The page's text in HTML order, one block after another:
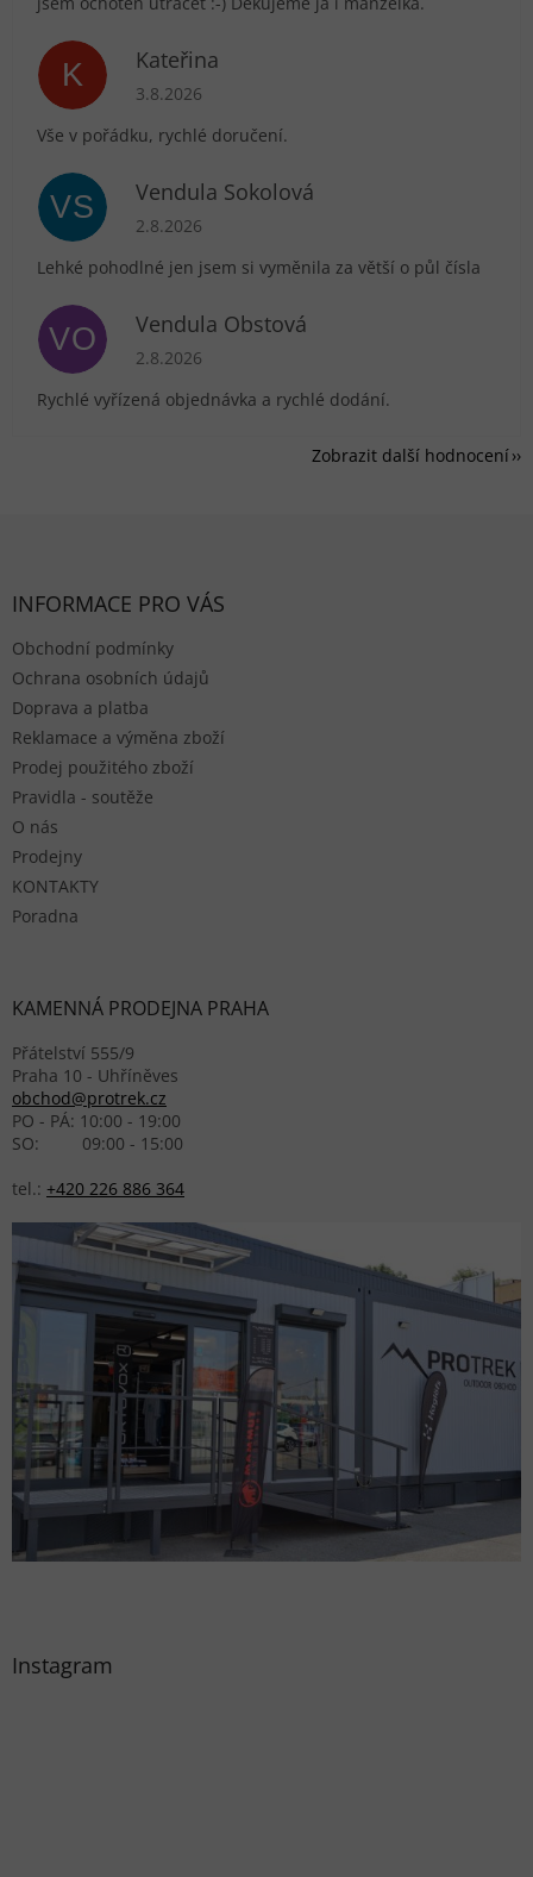
K Kateřina
Hodnocení obchodu je 5 z 5 hvězdiček.
3.8.2026
Vše v pořádku, rychlé doručení.
VS Vendula Sokolová
Hodnocení obchodu je 5 z 5 hvězdiček.
2.8.2026
Lehké pohodlné jen jsem si vyměnila za větší o půl čísla
VO Vendula Obstová
Hodnocení obchodu je 5 z 5 hvězdiček.
2.8.2026
Rychlé vyřízená objednávka a rychlé dodání.
Zobrazit další hodnocení
INFORMACE PRO VÁS
Obchodní podmínky
Ochrana osobních údajů
Doprava a platba
Reklamace a výměna zboží
Prodej použitého zboží
Pravidla - soutěže
O nás
Prodejny
KONTAKTY
Poradna
KAMENNÁ PRODEJNA PRAHA
Přátelství 555/9
Praha 10 - Uhříněves
obchod@protrek.cz
PO - PÁ: 10:00 - 19:00
SO: 09:00 - 15:00
tel.: +420 226 886 364
Instagram